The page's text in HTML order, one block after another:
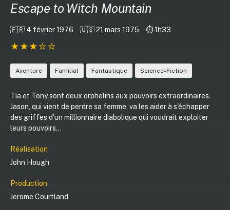
Escape to Witch Mountain
🇫🇷 4 février 1976 🇺🇸 21 mars 1975 ⏱️ 1h33
Aventure Familial Fantastique Science-Fiction
Tia et Tony sont deux orphelins aux pouvoirs extraordinaires.
Jason, qui vient de perdre sa femme, va les aider à s'échapper
des griffes d'un millionnaire diabolique qui voudrait exploiter
leurs pouvoirs...
Réalisation
John Hough
Production
Jerome Courtland